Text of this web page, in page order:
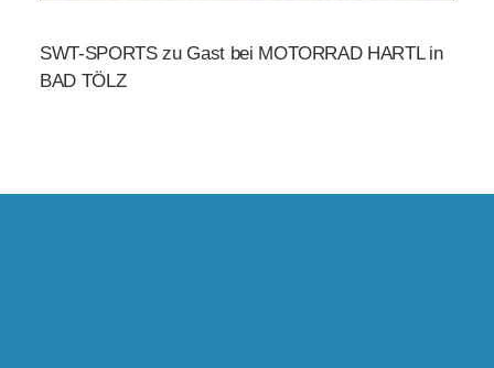
SWT-SPORTS zu Gast bei MOTORRAD HARTL in
BAD TÖLZ